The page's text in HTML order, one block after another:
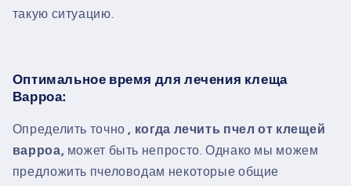
такую ​​ситуацию.
Оптимальное время для лечения клеща
Варроа:
Определить точно , когда лечить пчел от клещей
варроа, может быть непросто. Однако мы можем
предложить пчеловодам некоторые общие